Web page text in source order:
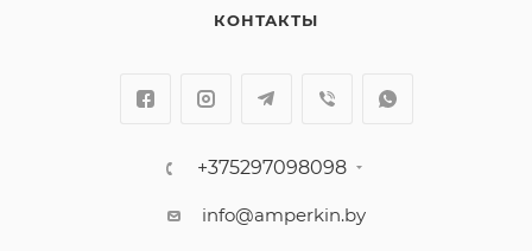
КОНТАКТЫ
+375297098098
info@amperkin.by